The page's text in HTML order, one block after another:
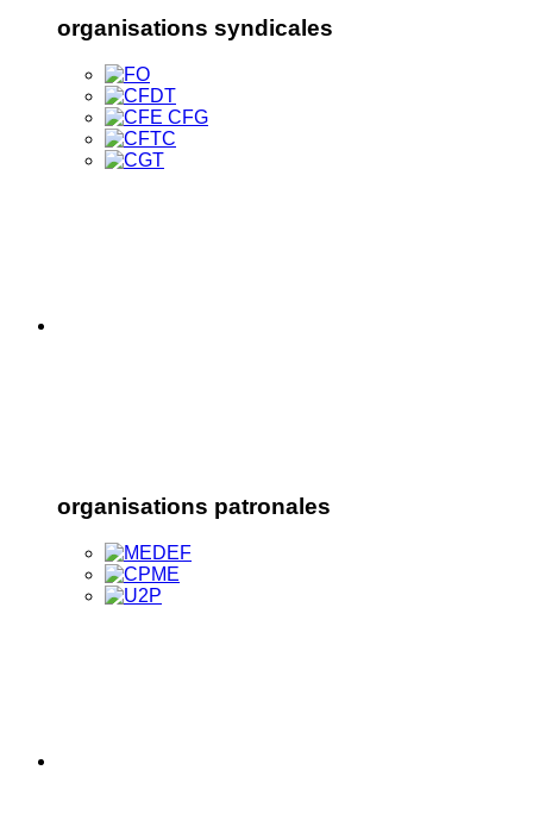
organisations syndicales
organisations patronales